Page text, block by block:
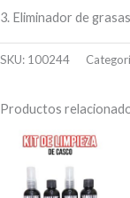
3. Eliminador de
SKU: 100244
Productos